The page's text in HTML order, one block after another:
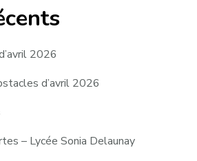
2026
d’avril 2026
– Lycée Sonia Delaunay